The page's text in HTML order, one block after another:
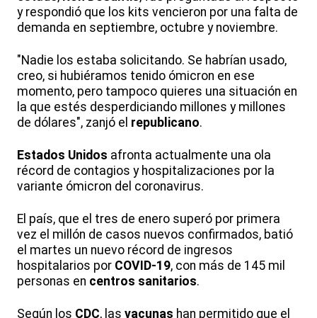
y respondió que los kits vencieron por una falta de
demanda en septiembre, octubre y noviembre.
"Nadie los estaba solicitando. Se habrían usado,
creo, si hubiéramos tenido ómicron en ese
momento, pero tampoco quieres una situación en
la que estés desperdiciando millones y millones
de dólares", zanjó el republicano.
Estados Unidos afronta actualmente una ola
récord de contagios y hospitalizaciones por la
variante ómicron del coronavirus.
El país, que el tres de enero superó por primera
vez el millón de casos nuevos confirmados, batió
el martes un nuevo récord de ingresos
hospitalarios por COVID-19, con más de 145 mil
personas en centros sanitarios.
Según los CDC, las vacunas han permitido que el